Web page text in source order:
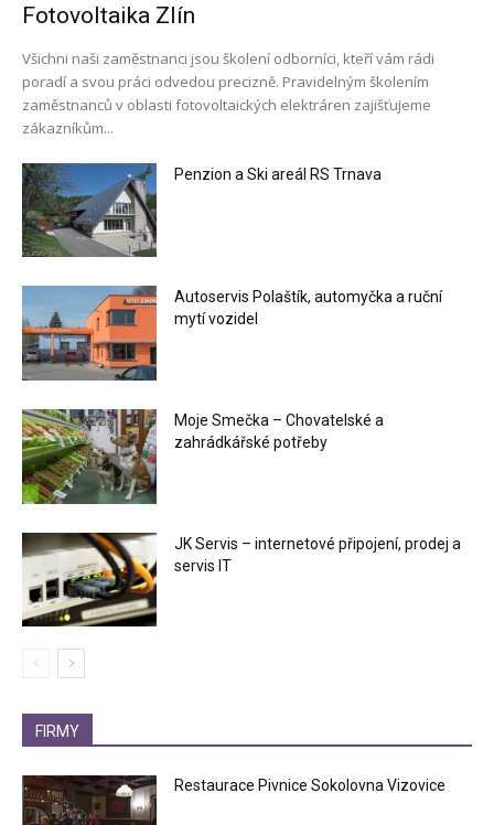
Fotovoltaika Zlín
Všichni naši zaměstnanci jsou školení odborníci, kteří vám rádi
poradí a svou práci odvedou precizně. Pravidelným školením
zaměstnanců v oblasti fotovoltaických elektráren zajišťujeme
zákazníkům...
Penzion a Ski areál RS Trnava
Autoservis Polaštík, automyčka a ruční
mytí vozidel
Moje Smečka – Chovatelské a
zahrádkářské potřeby
JK Servis – internetové připojení, prodej a
servis IT
FIRMY
Restaurace Pivnice Sokolovna Vizovice